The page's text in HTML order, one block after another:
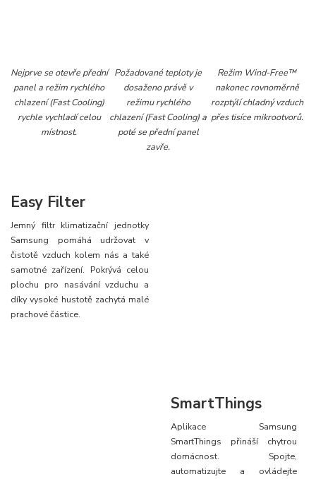
Nejprve se otevře přední
panel a režim rychlého
chlazení (Fast Cooling)
rychle vychladí celou
místnost.
Požadované teploty je
dosaženo právě v
režimu rychlého
chlazení (Fast Cooling) a
poté se přední panel
zavře.
Režim Wind-Free™
nakonec rovnoměrně
rozptýlí chladný vzduch
přes tisíce mikrootvorů.
Easy Filter
Jemný filtr klimatizační jednotky
Samsung pomáhá udržovat v
čistotě vzduch kolem nás a také
samotné zařízení. Pokrývá celou
plochu pro nasávání vzduchu a
díky vysoké hustotě zachytá malé
prachové částice.
SmartThings
Aplikace Samsung
SmartThings přináší chytrou
domácnost. Spojte,
automatizujte a ovládejte